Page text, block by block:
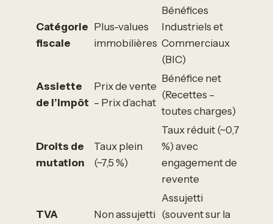
Catégorie
fiscale
Plus-values
immobilières
Bénéfices
Industriels et
Commerciaux
(BIC)
Assiette
de l’impôt
Prix de vente
– Prix d’achat
Bénéfice net
(Recettes –
toutes charges)
Droits de
mutation
Taux plein
(~7,5 %)
Taux réduit (~0,7
%) avec
engagement de
revente
TVA Non assujetti
Assujetti
(souvent sur la